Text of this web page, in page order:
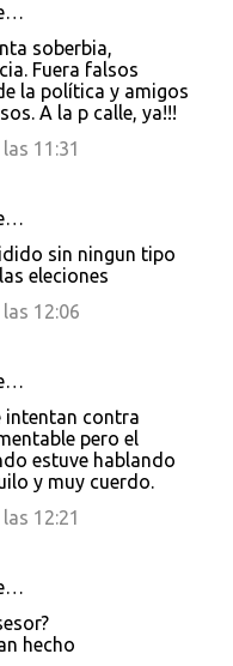
soberbia,
Fuera falsos
la política y amigos
A la p calle, ya!!!
11:31
sin ningun tipo
eleciones
12:06
intentan contra
pero el
estuve hablando
y muy cuerdo.
12:21
hecho